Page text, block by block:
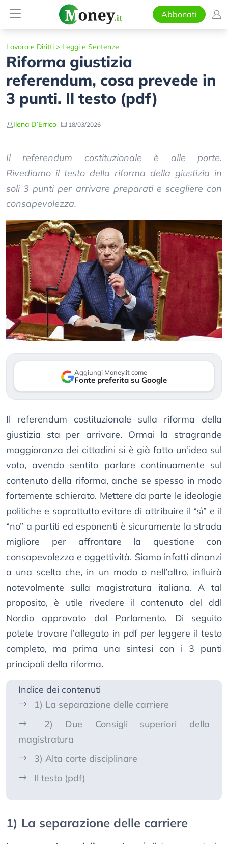
Abbonati
Lavoro e Diritti > Leggi e Sentenze
Riforma giustizia
referendum, cosa prevede in
3 punti. Il testo (pdf)
Ilena D’Errico 18/03/2026
Il referendum costituzionale è alle porte.
Rivediamo il testo della riforma della giustizia in
soli 3 punti per arrivare preparati e scegliere con
consapevolezza.
Aggiungi Money.it come
Fonte preferita su Google
Il referendum costituzionale sulla riforma della
giustizia sta per arrivare. Ormai la stragrande
maggioranza dei cittadini si è già fatto un’idea sul
voto, avendo sentito parlare continuamente sul
contenuto della riforma, anche se spesso in modo
fortemente schierato. Mettere da parte le ideologie
politiche e soprattutto evitare di attribuire il “sì” e il
“no” a partiti ed esponenti è sicuramente la strada
migliore per affrontare la questione con
consapevolezza e oggettività. Siamo infatti dinanzi
a una scelta che, in un modo o nell’altro, influirà
notevolmente sulla magistratura italiana. A tal
proposito, è utile rivedere il contenuto del ddl
Nordio approvato dal Parlamento. Di seguito
potete trovare l’allegato in pdf per leggere il testo
completo, ma prima una sintesi con i 3 punti
principali della riforma.
Indice dei contenuti
1) La separazione delle carriere
2) Due Consigli superiori della
magistratura
3) Alta corte disciplinare
Il testo (pdf)
1) La separazione delle carriere